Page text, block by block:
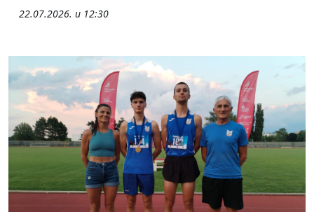
22.07.2026. u 12:30